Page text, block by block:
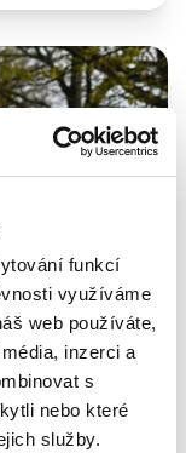
funkcí
využíváme
web používáte,
inzerci a
s
nebo které
služby.